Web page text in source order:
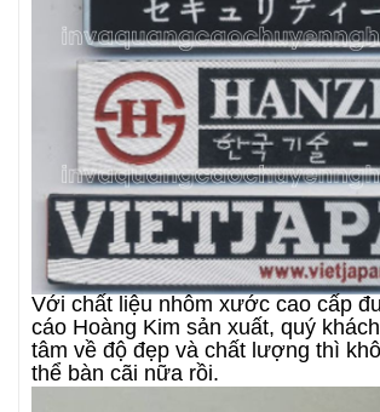
Với chất liệu nhôm xước cao cấp
cáo Hoàng Kim sản xuất, quý
tâm về độ đẹp và chất lượng thì
thể bàn cãi nữa rồi.